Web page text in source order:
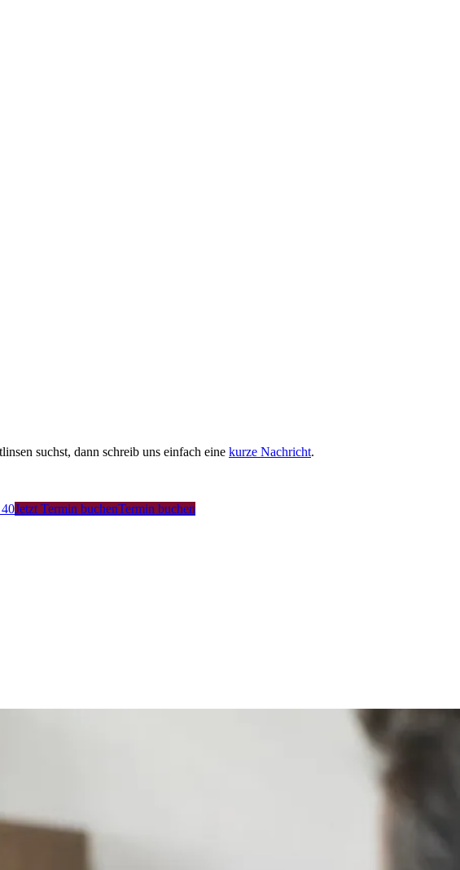
Jetzt Termin buchenTermin buchen
suchst, dann schreib uns einfach eine kurze Nachricht.